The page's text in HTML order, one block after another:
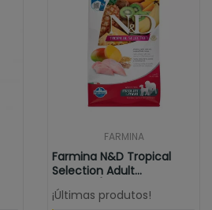
FARMINA
Farmina N&D Tropical
Selection Adult
Medium/Maxi Pollo
¡Últimas produtos!